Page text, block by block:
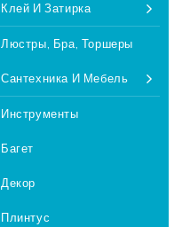
Клей И Затирка
Люстры, Бра, Торшеры
Сантехника И Мебель
Инструменты
Багет
Декор
Плинтус